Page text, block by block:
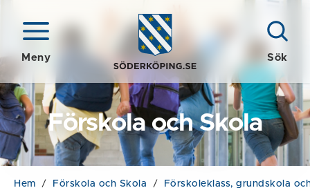
Meny Sök
Förskola och Skola
Hem / Förskola och Skola / Förskoleklass, grundskola